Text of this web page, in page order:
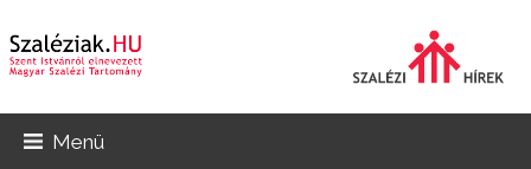
Menü